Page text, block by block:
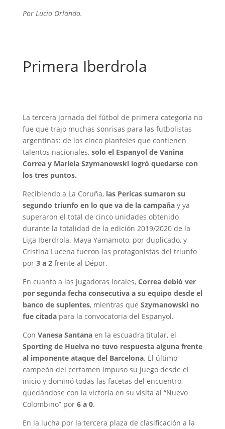
Por Lucio Orlando.
Primera Iberdrola
La tercera jornada del fútbol de primera categoría no
fue que trajo muchas sonrisas para las futbolistas
argentinas: de los cinco planteles que contienen
talentos nacionales, solo el Espanyol de Vanina
Correa y Mariela Szymanowski logró quedarse con
los tres puntos.
Recibiendo a La Coruña, las Pericas sumaron su
segundo triunfo en lo que va de la campañay ya
superaron el total de cinco unidades obtenido
durante la totalidad de la edición 2019/2020 de la
Liga Iberdrola. Maya Yamamoto, por duplicado, y
Cristina Lucena fueron las protagonistas del triunfo
por 3 a 2frente al Dépor.
En cuanto a las jugadoras locales, Correa debió ver
por segunda fecha consecutiva a su equipo desde el
banco de suplentes, mientras que Szymanowski no
fue citadapara la convocatoria del Espanyol.
Con Vanesa Santanaen la escuadra titular, el
Sporting de Huelva no tuvo respuesta alguna frente
al imponente ataque del Barcelona. El último
campeón del certamen impuso su juego desde el
inicio y dominó todas las facetas del encuentro,
quedándose con la victoria en su visita al “Nuevo
Colombino” por6 a 0.
En la lucha por la tercera plaza de clasificación a la